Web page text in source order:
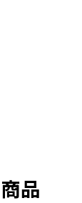
品